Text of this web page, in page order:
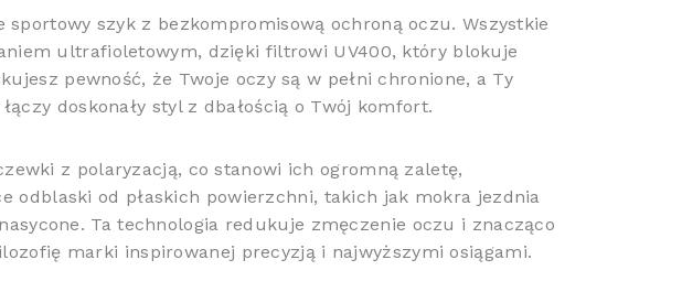
szyk z bezkompromisową ochroną oczu. Wszystkie
ultrafioletowym, dzięki filtrowi UV400, który blokuje
pewność, że Twoje oczy są w pełni chronione, a Ty
doskonały styl z dbałością o Twój komfort.
z polaryzacją, co stanowi ich ogromną zaletę,
odblaski od płaskich powierzchni, takich jak mokra jezdnia
Ta technologia redukuje zmęczenie oczu i znacząco
marki inspirowanej precyzją i najwyższymi osiągami.